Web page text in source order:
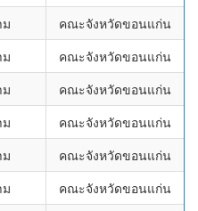
คณะจังหวัดขอนแก่น
คณะจังหวัดขอนแก่น
คณะจังหวัดขอนแก่น
คณะจังหวัดขอนแก่น
คณะจังหวัดขอนแก่น
คณะจังหวัดขอนแก่น